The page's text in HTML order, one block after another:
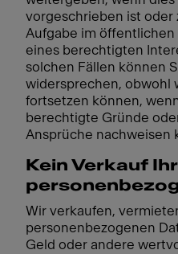
vorgeschrieben ist
Aufgabe im
eines berechtigten
solchen Fällen können
widersprechen, obwohl
fortsetzen können,
berechtigte Gründe
Ansprüche nachweisen
Kein Verkauf
Wir verkaufen,
personenbezogenen
Geld oder andere